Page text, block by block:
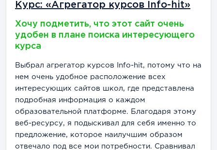
Курс: «Агрегатор курсов Info-hit»
Хочу подметить, что этот сайт очень
удобен в плане поиска интересующего
курса
Выбрал агрегатор курсов Info-hit, потому что на
нем очень удобное расположение всех
интересующих сайтов школ, где представлена
подробная информация о каждом
образовательной платформе. Благодаря этому
веб-ресурсу, я подыскивал для себя именно то
предложение, которое наилучшим образом
отвечало под все мои потребности. Сравнивал